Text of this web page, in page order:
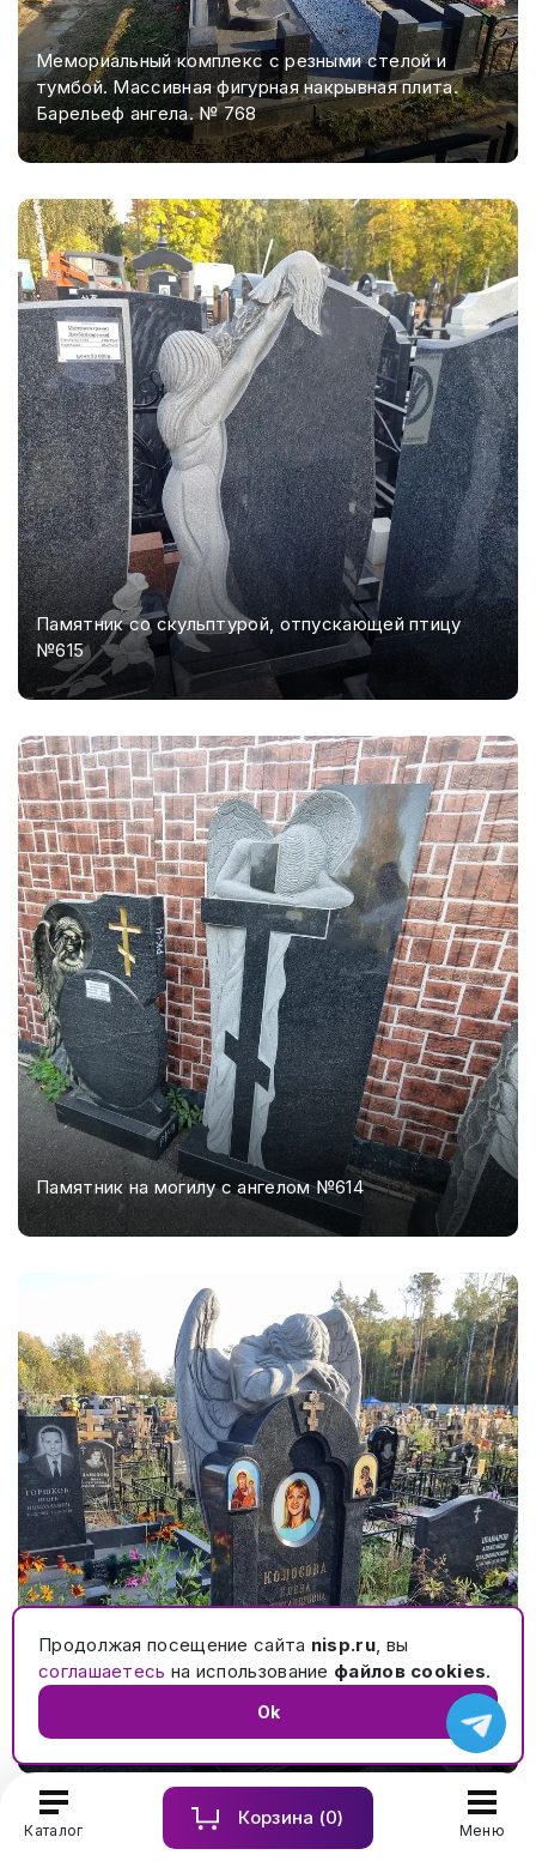
Каталог
Корзина (0)
Меню
Мемориальный комплекс с резными стелой и
тумбой. Массивная фигурная накрывная плита.
Барельеф ангела. № 768
Памятник со скульптурой, отпускающей птицу
№615
Памятник на могилу с ангелом №614
Элитный памятник с ангелом на могилу с кованой
оградой и гранитным цоколем с обколами №561
Продолжая посещение сайта nisp.ru, вы
соглашаетесь на использование файлов cookies.
Ok